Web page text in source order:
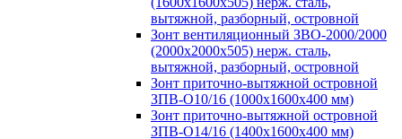
вытяжной, разборный, островной
Зонт вентиляционный ЗВО-2000/2000
(2000х2000х505) нерж. сталь,
вытяжной, разборный, островной
Зонт приточно-вытяжной островной
ЗПВ-О10/16 (1000х1600х400 мм)
Зонт приточно-вытяжной островной
ЗПВ-О14/16 (1400х1600х400 мм)